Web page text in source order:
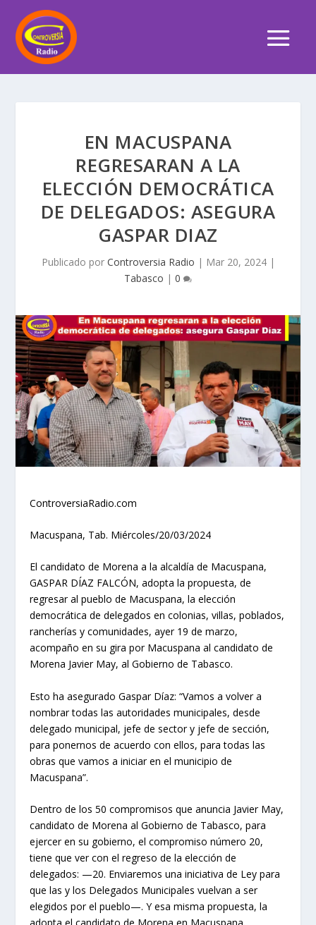
EN MACUSPANA
REGRESARAN A LA
ELECCIÓN DEMOCRÁTICA
DE DELEGADOS: ASEGURA
GASPAR DIAZ
Publicado por Controversia Radio | Mar 20, 2024|
Tabasco | 0
ControversiaRadio.com
Macuspana, Tab. Miércoles/20/03/2024
El candidato de Morena a la alcaldía de Macuspana,
GASPAR DÍAZ FALCÓN, adopta la propuesta, de
regresar al pueblo de Macuspana, la elección
democrática de delegados en colonias, villas, poblados,
rancherías y comunidades, ayer 19 de marzo,
acompaño en su gira por Macuspana al candidato de
Morena Javier May, al Gobierno de Tabasco.
Esto ha asegurado Gaspar Díaz: “Vamos a volver a
nombrar todas las autoridades municipales, desde
delegado municipal, jefe de sector y jefe de sección,
para ponernos de acuerdo con ellos, para todas las
obras que vamos a iniciar en el municipio de
Macuspana”.
Dentro de los 50 compromisos que anuncia Javier May,
candidato de Morena al Gobierno de Tabasco, para
ejercer en su gobierno, el compromiso número 20,
tiene que ver con el regreso de la elección de
delegados: —20. Enviaremos una iniciativa de Ley para
que las y los Delegados Municipales vuelvan a ser
elegidos por el pueblo—. Y esa misma propuesta, la